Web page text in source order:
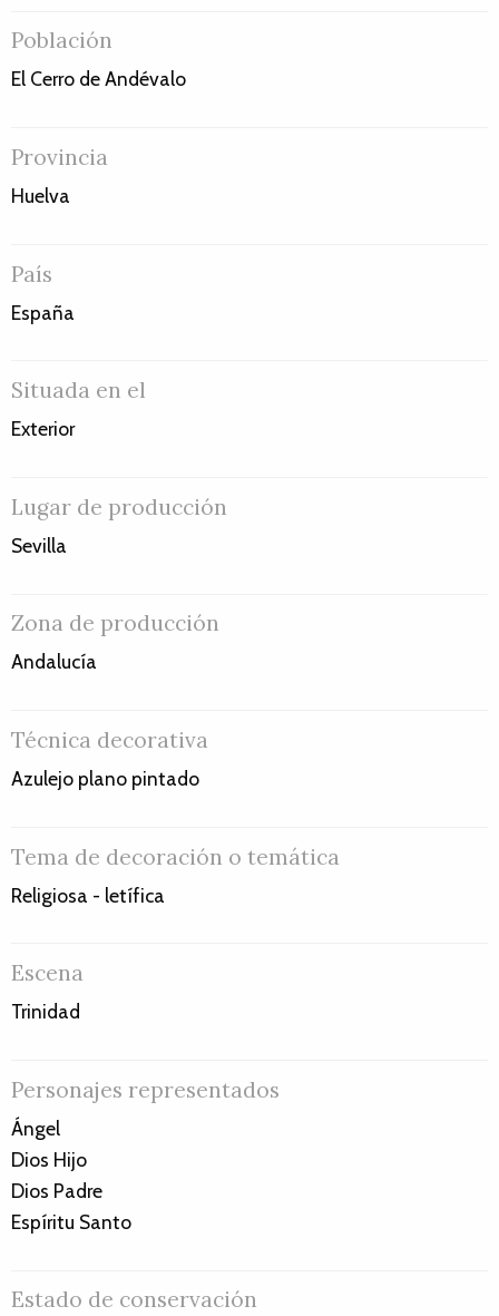
Población
El Cerro de Andévalo
Provincia
Huelva
País
España
Situada en el
Exterior
Lugar de producción
Sevilla
Zona de producción
Andalucía
Técnica decorativa
Azulejo plano pintado
Tema de decoración o temática
Religiosa - letífica
Escena
Trinidad
Personajes representados
Ángel
Dios Hijo
Dios Padre
Espíritu Santo
Estado de conservación